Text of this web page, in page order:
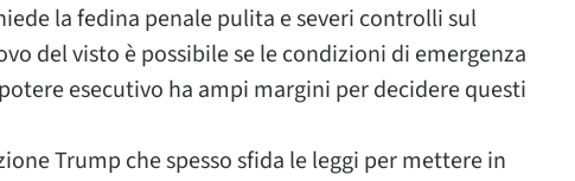
la fedina penale pulita e severi controlli sul
del visto è possibile se le condizioni di emergenza
esecutivo ha ampi margini per decidere questi
Trump che spesso sfida le leggi per mettere in